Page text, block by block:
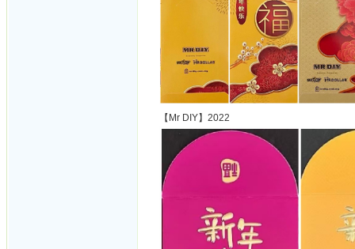
【Mr DIY】2022